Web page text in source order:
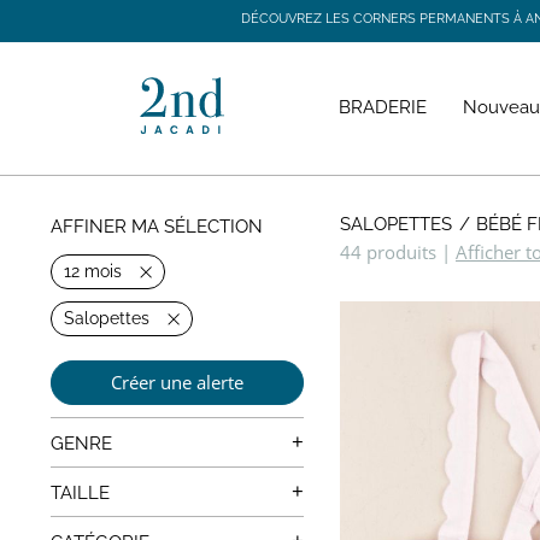
DÉCOUVREZ LES CORNERS PERMANENTS À
BRADERIE
AFFINER MA SÉLECTION
12 mois
Salopettes
Créer une alerte
GENRE +
Mixte
TAILLE +
0 mois
SALOPETTES BÉBÉ
44 produits | Afficher